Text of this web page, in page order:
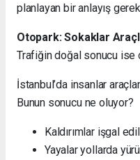
planlayan bir anlayış
Otopark: Sokaklar
Trafiğin doğal sonucu
İstanbul’da insanlar
Bunun sonucu ne oluyor?
Kaldırımlar işgal
Yayalar yollarda